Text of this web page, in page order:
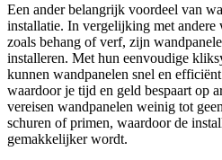
Een ander belangrijk voordeel van
installatie. In vergelijking met andere
zoals behang of verf, zijn
installeren. Met hun eenvoudige
kunnen wandpanelen snel en
waardoor je tijd en geld bespaart op
vereisen wandpanelen weinig tot
schuren of primen, waardoor de
gemakkelijker wordt.